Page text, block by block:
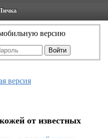
версию
версия
от известных